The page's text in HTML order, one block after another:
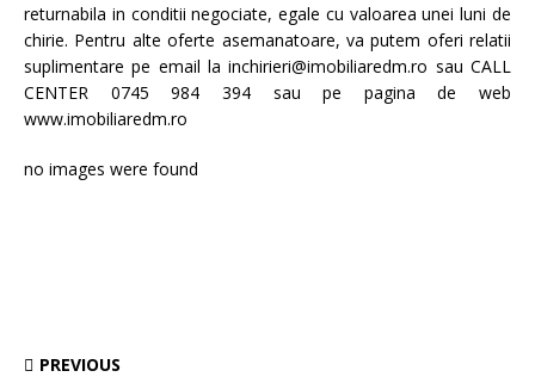
returnabila in conditii negociate, egale cu valoarea unei luni de
chirie. Pentru alte oferte asemanatoare, va putem oferi relatii
suplimentare pe email la inchirieri@imobiliaredm.ro sau CALL
CENTER 0745 984 394 sau pe pagina de web
www.imobiliaredm.ro
no images were found
PREVIOUS